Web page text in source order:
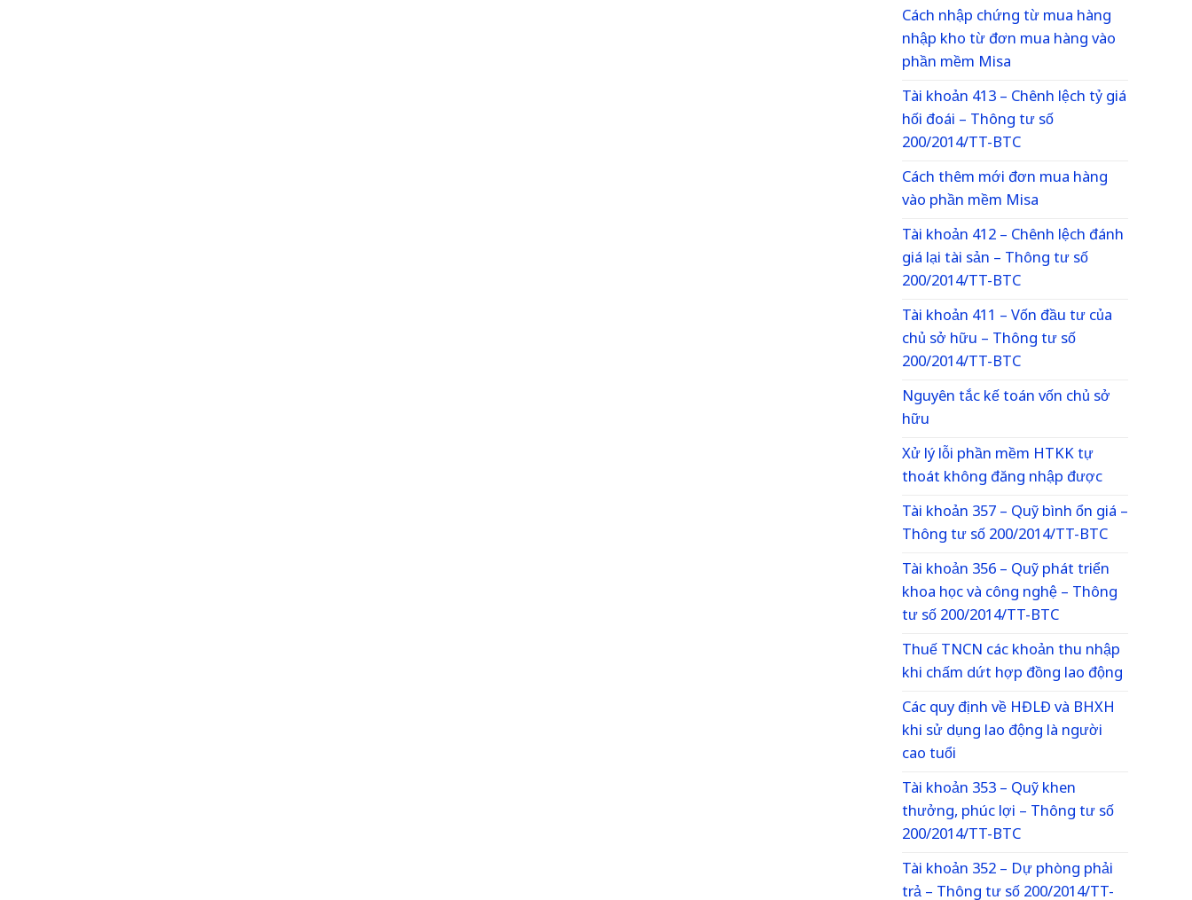
Cách nhập chứng từ mua hàng
nhập kho từ đơn mua hàng vào
phần mềm Misa
Tài khoản 413 – Chênh lệch tỷ giá
hối đoái – Thông tư số
200/2014/TT-BTC
Cách thêm mới đơn mua hàng
vào phần mềm Misa
Tài khoản 412 – Chênh lệch đánh
giá lại tài sản – Thông tư số
200/2014/TT-BTC
Tài khoản 411 – Vốn đầu tư của
chủ sở hữu – Thông tư số
200/2014/TT-BTC
Nguyên tắc kế toán vốn chủ sở
hữu
Xử lý lỗi phần mềm HTKK tự
thoát không đăng nhập được
Tài khoản 357 – Quỹ bình ổn giá –
Thông tư số 200/2014/TT-BTC
Tài khoản 356 – Quỹ phát triển
khoa học và công nghệ – Thông
tư số 200/2014/TT-BTC
Thuế TNCN các khoản thu nhập
khi chấm dứt hợp đồng lao động
Các quy định về HĐLĐ và BHXH
khi sử dụng lao động là người
cao tuổi
Tài khoản 353 – Quỹ khen
thưởng, phúc lợi – Thông tư số
200/2014/TT-BTC
Tài khoản 352 – Dự phòng phải
trả – Thông tư số 200/2014/TT-